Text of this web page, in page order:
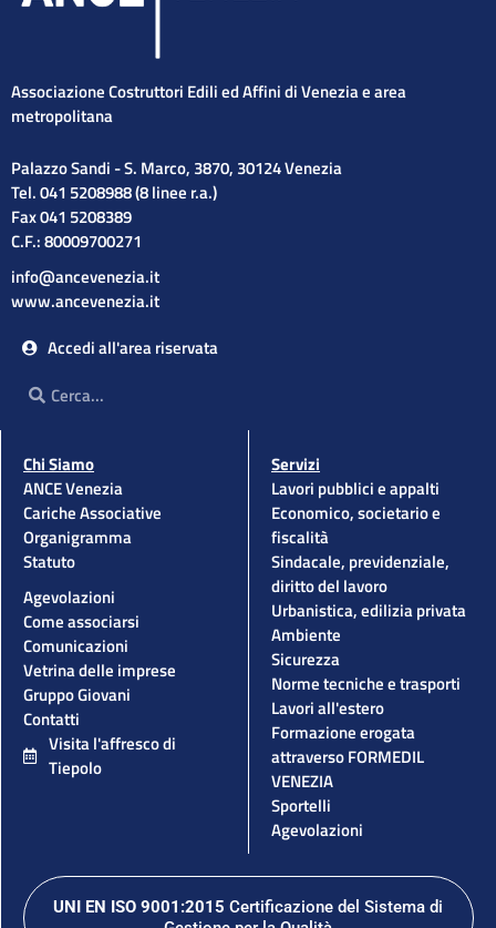
Associazione Costruttori Edili ed Affini di Venezia e area
metropolitana
Palazzo Sandi - S. Marco, 3870, 30124 Venezia
Tel. 041 5208988 (8 linee r.a.)
Fax 041 5208389
C.F.: 80009700271
info@ancevenezia.it
www.ancevenezia.it
Accedi all'area riservata
Cerca
Chi Siamo
ANCE Venezia
Cariche Associative
Organigramma
Statuto
Agevolazioni
Come associarsi
Comunicazioni
Vetrina delle imprese
Gruppo Giovani
Contatti
Visita l'affresco di
Tiepolo
Servizi
Lavori pubblici e appalti
Economico, societario e
fiscalità
Sindacale, previdenziale,
diritto del lavoro
Urbanistica, edilizia privata
Ambiente
Sicurezza
Norme tecniche e trasporti
Lavori all'estero
Formazione erogata
attraverso FORMEDIL
VENEZIA
Sportelli
Agevolazioni
UNI EN ISO 9001:2015 Certificazione del Sistema di